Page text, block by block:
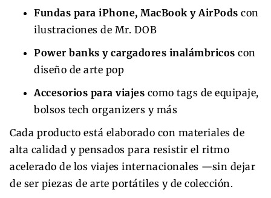
Fundas para iPhone, MacBook y AirPods con
ilustraciones de Mr. DOB
Power banks y cargadores inalámbricos con
diseño de arte pop
Accesorios para viajes como tags de equipaje,
bolsos tech organizers y más
Cada producto está elaborado con materiales de
alta calidad y pensados para resistir el ritmo
acelerado de los viajes internacionales —sin dejar
de ser piezas de arte portátiles y de colección.